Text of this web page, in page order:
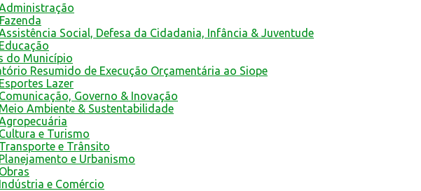
Social, Defesa da Cidadania, Infância & Juventude
do Município
Resumido de Execução Orçamentária ao Siope
Lazer
Governo & Inovação
Ambiente & Sustentabilidade
e Turismo
e Trânsito
e Urbanismo
e Comércio